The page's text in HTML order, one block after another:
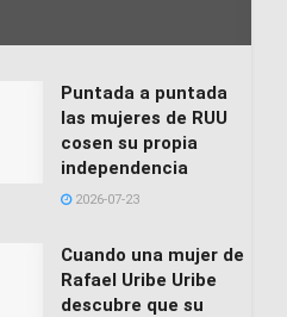
Puntada a puntada
las mujeres de RUU
cosen su propia
independencia
2026-07-23
Cuando una mujer de
Rafael Uribe Uribe
descubre que su